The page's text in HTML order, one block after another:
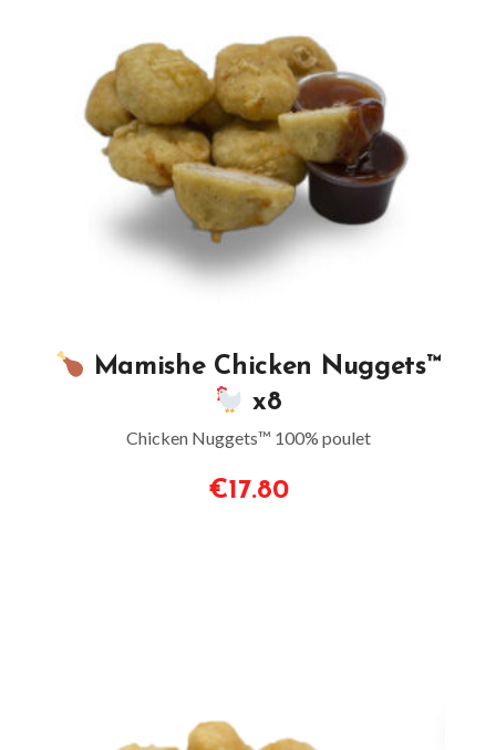
Mamishe Chicken Nuggets™
x8
Chicken Nuggets™ 100% poulet
€17.80